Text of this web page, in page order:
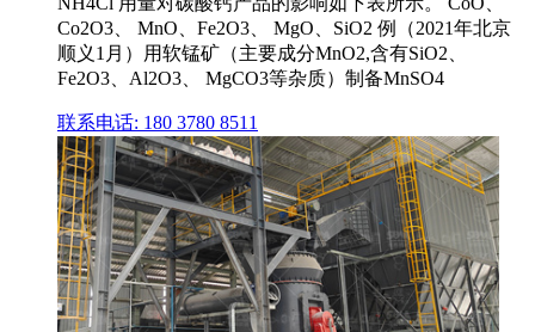
Co2O3、 MnO、Fe2O3、 MgO、SiO2 例（2021年北京
顺义1月）用软锰矿（主要成分MnO2,含有SiO2、
Fe2O3、Al2O3、 MgCO3等杂质）制备MnSO4
联系电话: 180 3780 8511